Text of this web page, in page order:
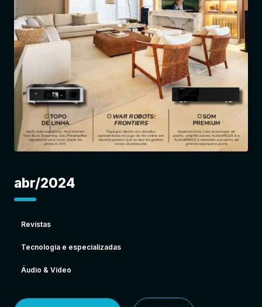
Entrar
abr/2024
Revistas
Tecnologia e especializadas
Áudio & Vídeo